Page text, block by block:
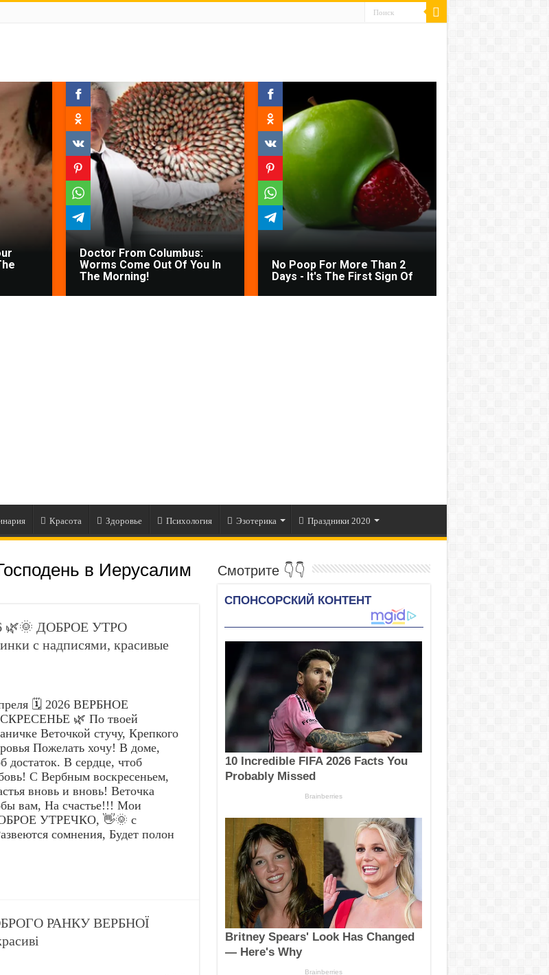
Doctor From Columbus:
Worms Come Out Of You In
The Morning!
No Poop For More Than 2
Days - It's The First Sign Of
Красота Здоровье Психология Эзотерика Праздники 2020
в Иерусалим
🌿🌞 ДОБРОЕ УТРО
с надписями, красивые
🗓️ 2026 ВЕРБНОЕ
🌿 По твоей
Веточкой стучу, Крепкого
Пожелать хочу! В доме,
достаток. В сердце, чтоб
С Вербным воскресеньем,
вновь и вновь! Веточка
вам, На счастье!!! Мои
УТРЕЧКО, 👋🌞 с
сомнения, Будет полон
РАНКУ ВЕРБНОЇ
Смотрите 👇👇